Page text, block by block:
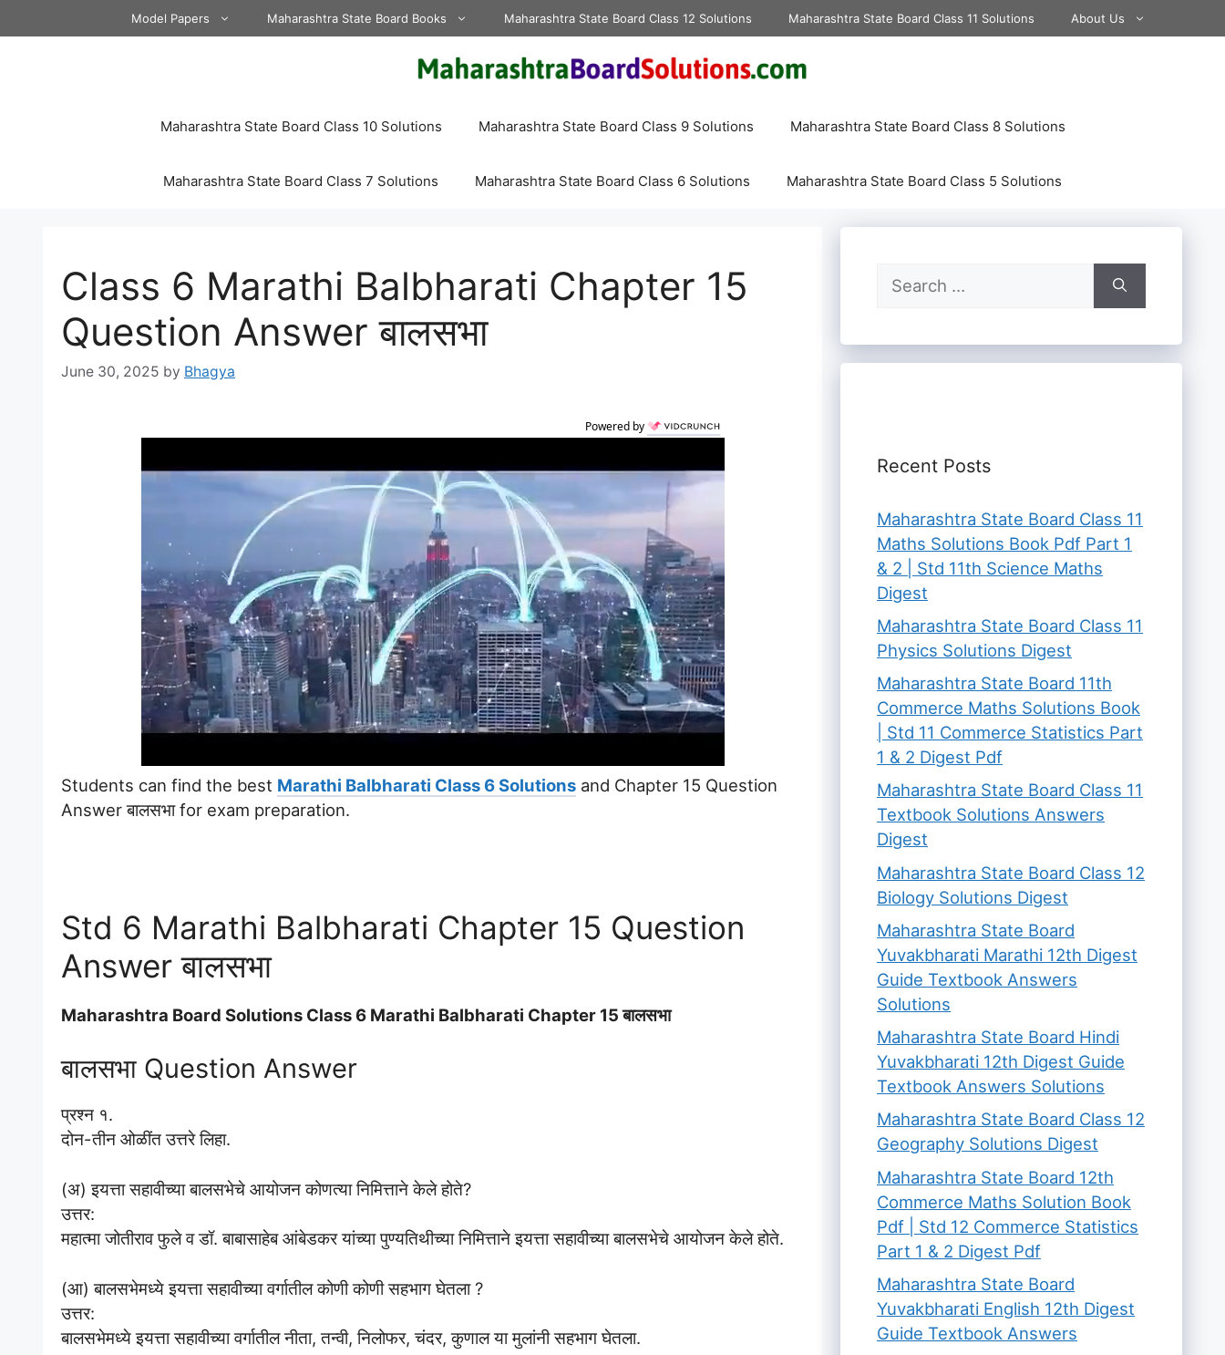
to
Model Papers Maharashtra State Board Books Maharashtra State Board Class 12 Solutions Maharashtra State Board Class 11 Solutions About Us
Maharashtra State Board Class 10 Solutions Maharashtra State Board Class 9 Solutions Maharashtra State Board Class 8 Solutions
Maharashtra State Board Class 7 Solutions Maharashtra State Board Class 6 Solutions Maharashtra State Board Class 5 Solutions
Class 6 Marathi Balbharati Chapter 15
Question Answer बालसभा
June 30, 2025 by Bhagya
Powered by
Students can find the best Marathi Balbharati Class 6 Solutions and Chapter 15 Question
Answer बालसभा for exam preparation.
Std 6 Marathi Balbharati Chapter 15 Question
Answer बालसभा
Maharashtra Board Solutions Class 6 Marathi Balbharati Chapter 15 बालसभा
बालसभा Question Answer
प्रश्न १.
दोन-तीन ओळींत उत्तरे लिहा.
(अ) इयत्ता सहावीच्या बालसभेचे आयोजन कोणत्या निमित्ताने केले होते?
उत्तर:
महात्मा जोतीराव फुले व डॉ. बाबासाहेब आंबेडकर यांच्या पुण्यतिथीच्या निमित्ताने इयत्ता सहावीच्या बालसभेचे आयोजन केले होते.
(आ) बालसभेमध्ये इयत्ता सहावीच्या वर्गातील कोणी कोणी सहभाग घेतला ?
उत्तर:
बालसभेमध्ये इयत्ता सहावीच्या वर्गातील नीता, तन्वी, निलोफर, चंदर, कुणाल या मुलांनी सहभाग घेतला.
Search
for:
Recent Posts
Maharashtra State Board Class 11
Maths Solutions Book Pdf Part 1
& 2 | Std 11th Science Maths
Digest
Maharashtra State Board Class 11
Physics Solutions Digest
Maharashtra State Board 11th
Commerce Maths Solutions Book
| Std 11 Commerce Statistics Part
1 & 2 Digest Pdf
Maharashtra State Board Class 11
Textbook Solutions Answers
Digest
Maharashtra State Board Class 12
Biology Solutions Digest
Maharashtra State Board
Yuvakbharati Marathi 12th Digest
Guide Textbook Answers
Solutions
Maharashtra State Board Hindi
Yuvakbharati 12th Digest Guide
Textbook Answers Solutions
Maharashtra State Board Class 12
Geography Solutions Digest
Maharashtra State Board 12th
Commerce Maths Solution Book
Pdf | Std 12 Commerce Statistics
Part 1 & 2 Digest Pdf
Maharashtra State Board
Yuvakbharati English 12th Digest
Guide Textbook Answers